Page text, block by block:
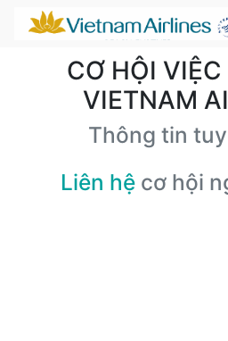
CƠ HỘI
VIETNAM
Thông tin
Liên hệ cơ hội